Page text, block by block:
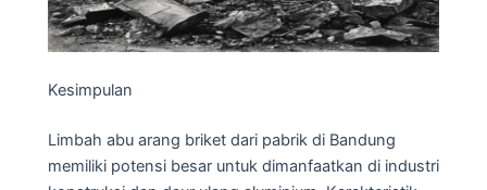
Kesimpulan
Limbah abu arang briket dari pabrik di Bandung
memiliki potensi besar untuk dimanfaatkan di industri